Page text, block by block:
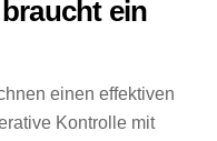
ein
einen effektiven
Kontrolle mit